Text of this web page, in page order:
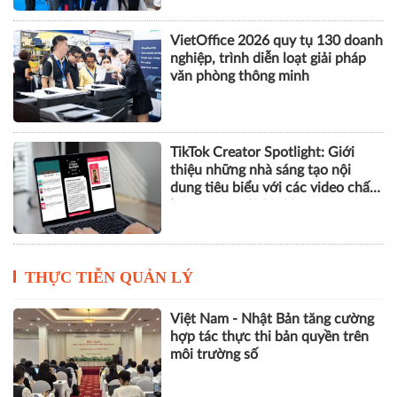
VietOffice 2026 quy tụ 130 doanh
nghiệp, trình diễn loạt giải pháp
văn phòng thông minh
TikTok Creator Spotlight: Giới
thiệu những nhà sáng tạo nội
dung tiêu biểu với các video chất
THỰC TIỄN QUẢN LÝ
Việt Nam - Nhật Bản tăng cường
hợp tác thực thi bản quyền trên
môi trường số